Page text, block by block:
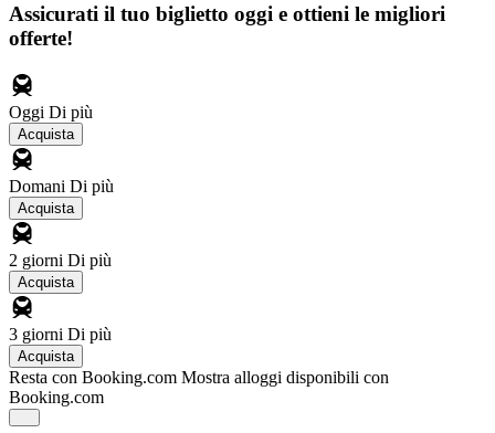
Assicurati il ​​tuo biglietto oggi e ottieni le migliori
offerte!
Oggi Di più
Acquista
Domani Di più
Acquista
2 giorni Di più
Acquista
3 giorni Di più
Acquista
Resta con Booking.com Mostra alloggi disponibili con
Booking.com